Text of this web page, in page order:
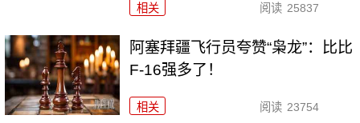
相关 阅读 25837
阿塞拜疆飞行员夸赞“枭龙”：比比
F-16强多了！
相关 阅读 23754